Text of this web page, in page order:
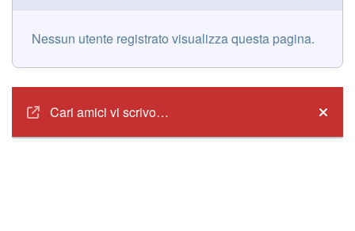
Nessun utente registrato visualizza questa pagina.
Cari amici vi scrivo…
Hide